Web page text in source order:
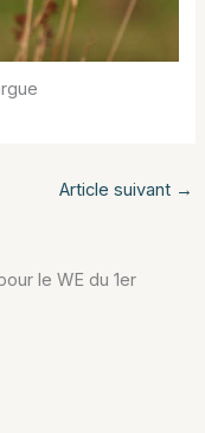
Article suivant →
le WE du 1er